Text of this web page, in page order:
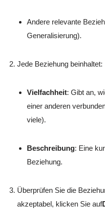
Andere relevante
Generalisierung).
Jede Beziehung beinhaltet:
Vielfachheit: Gibt an,
einer anderen
viele).
Beschreibung: Eine
Beziehung.
Überprüfen Sie die
akzeptabel, klicken Sie auf